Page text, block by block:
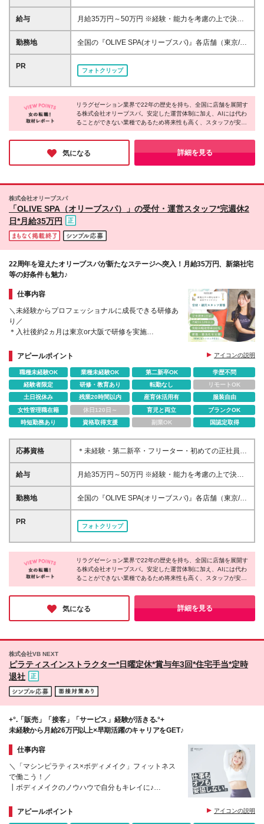
いう方も歓迎 ＊学歴不問 ＜このような方に向いてい
ます＞ ＊働きながらキレイになりたい方 ＊美容業界
に喜んでもらうことが好きな方 ＊一生モノのスキル
を身に付けたい方
給与
月給35万円～50万円 ※経験・能力を考慮の上で決定
します。 ※入社後3ヶ月の試用期間あり └1～2ヶ月目
の研修期間中は月給23.5万円～30万円、3ヶ月目以降
試用期間中は全額支給） ＊時間外手当（100％支給）
年4回実施！ ／ 入社1年で月給40万円以上も可能です
勤務地
全国の『OLIVE SPA(オリーブスパ)』各店舗（東京/横
浜/名古屋/大阪/福岡） ＊お住まいや希望を最大限考慮
の上、双方納得のもと決定♪ ＊新築・築浅社宅（WiFi/
オートロック）完備 └人気の港・渋谷・新宿・品川・
世田谷エリア！ └最寄駅から徒歩約5分程度と立地も
抜群♪ ■東京 <港区> *PENT HOUSE西麻布店/西麻布
*PANTHEON白金台プラチナ通り店/白金台
*PANTHEON西麻布店/西麻布 *PANTHEON赤坂店/赤
坂 <渋谷区> *恵比寿店/恵比寿西 *DH恵比寿駅前店/恵
比寿南 *PENT HOUSE代官山店/鉢山町 <新宿区>
*PANTHEON新宿店/歌舞伎町 <中央区> *銀座店/銀座
*PANTHEON銀座並木通り店/銀座 <世田谷区> *三宿
PR
フォトクリップ
リラグゼーション業界で22年の歴史を持ち、全国に店舗を展開す
る株式会社オリーブスパ。安定した運営体制に加え、AIには代わ
ることができない業種であるため将来性も高く、スタッフが安心
して働ける企業様だと感じました。エステと違い回数券制度を取
り入れておらず、お客様への提案負担が少ないのも特徴。美容に
関わる仕事で、安定と安心を手に入れながら自分らしく働きたい
という方に、ぜひご応募いただきたい企業様です。
気になる 詳細を見る
株式会社オリーブスパ
「OLIVE SPA（オリーブスパ）」の受付・運営スタッフ*完週休2
日*月給35万円
22周年を迎えたオリーブスパが新たなステージへ突入！月給35万円、新築社宅
等の好条件も魅力♪
仕事内容
＼未経験からプロフェッショナルに成長できる研修あ
り／
＊入社後約2ヵ月は東京or大阪で研修を実施
＊残業月7h以内、完週休2日、有給取得率100％など
働きやすさ◎
アピールポイント アイコンの説明
職種未経験OK 業種未経験OK 第二新卒OK
学歴不問
経験者限定
研修・教育あり 転勤なし
リモートOK
土日祝休み
残業20時間以内 産育休活用有
服装自由
女性管理職在籍
休日120日～ 育児と両立
ブランクOK
時短勤務あり
資格取得支援 副業OK 国認定取得
応募資格
＊未経験・第二新卒・フリーター・初めての正社員と
いう方も歓迎 ＊学歴不問 ＜このような方に向いてい
ます＞ ＊働きながらキレイになりたい方 ＊美容業界
に喜んでもらうことが好きな方 ＊一生モノのスキル
を身に付けたい方
給与
月給35万円～50万円 ※経験・能力を考慮の上で決定
します。 ※入社後3ヶ月の試用期間あり └1～2ヶ月目
の研修期間中は月給23.5万円～30万円、3ヶ月目以降
試用期間中は全額支給） ＊時間外手当（100％支給）
年4回実施！ ／ 入社1年で月給40万円以上も可能です
勤務地
全国の『OLIVE SPA(オリーブスパ)』各店舗（東京/横
浜/名古屋/大阪/福岡） ＊お住まいや希望を最大限考慮
の上、双方納得のもと決定♪ ＊新築・築浅社宅（WiFi/
オートロック）完備 └人気の港・渋谷・新宿・品川・
世田谷エリア！ └最寄駅から徒歩約5分程度と立地も
抜群♪ ■東京 <港区> *PENT HOUSE西麻布店/西麻布
*PANTHEON白金台プラチナ通り店/白金台
*PANTHEON西麻布店/西麻布 *PANTHEON赤坂店/赤
坂 <渋谷区> *恵比寿店/恵比寿西 *DH恵比寿駅前店/恵
比寿南 *PENT HOUSE代官山店/鉢山町 <新宿区>
*PANTHEON新宿店/歌舞伎町 <中央区> *銀座店/銀座
*PANTHEON銀座並木通り店/銀座 <世田谷区> *三宿
PR
フォトクリップ
リラグゼーション業界で22年の歴史を持ち、全国に店舗を展開す
る株式会社オリーブスパ。安定した運営体制に加え、AIには代わ
ることができない業種であるため将来性も高く、スタッフが安心
して働ける企業様だと感じました。エステと違い回数券制度を取
り入れておらず、お客様への提案負担が少ないのも特徴。美容に
関わる仕事で、安定と安心を手に入れながら自分らしく働きたい
という方に、ぜひご応募いただきたい企業様です。
気になる 詳細を見る
株式会社VB NEXT
ピラティスインストラクター*日曜定休*賞与年3回*住宅手当*定時
退社
+°.「販売」「接客」「サービス」経験が活きる.°+
未経験から月給26万円以上×早期活躍のキャリアをGET♪
仕事内容
＼「マシンピラティス×ボディメイク」フィットネス
で働こう！／
┃ボディメイクのノウハウで自分もキレイに♪
┃業務時間外に仕事の連絡はNG
┃毎年必ず5,000円昇給＆賞与年3回
アピールポイント アイコンの説明